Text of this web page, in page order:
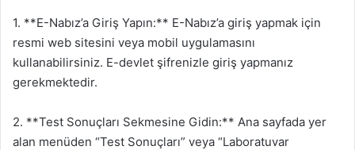
1. **E-Nabız’a Giriş Yapın:** E-Nabız’a giriş yapmak için
resmi web sitesini veya mobil uygulamasını
kullanabilirsiniz. E-devlet şifrenizle giriş yapmanız
gerekmektedir.
2. **Test Sonuçları Sekmesine Gidin:** Ana sayfada yer
alan menüden “Test Sonuçları” veya “Laboratuvar